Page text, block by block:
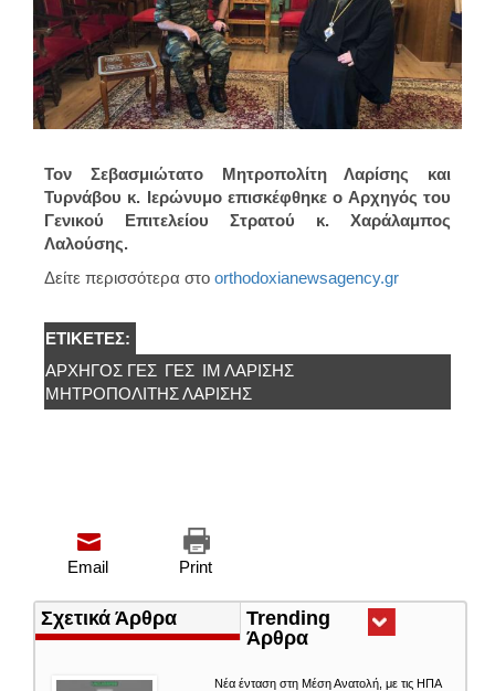
Τον Σεβασμιώτατο Μητροπολίτη Λαρίσης και
Τυρνάβου κ. Ιερώνυμο επισκέφθηκε ο Αρχηγός του
Γενικού Επιτελείου Στρατού κ. Χαράλαμπος
Λαλούσης.
Δείτε περισσότερα στο orthodoxianewsagency.gr
ΕΤΙΚΈΤΕΣ:
ΑΡΧΗΓΟΣ ΓΕΣ ΓΕΣ ΙΜ ΛΑΡΙΣΗΣ
ΜΗΤΡΟΠΟΛΊΤΗΣ ΛΑΡΊΣΗΣ
Print
Email
Σχετικά Άρθρα
Trending
Άρθρα(ενεργή
Nέα ένταση στη Μέση Ανατολή, με τις ΗΠΑ